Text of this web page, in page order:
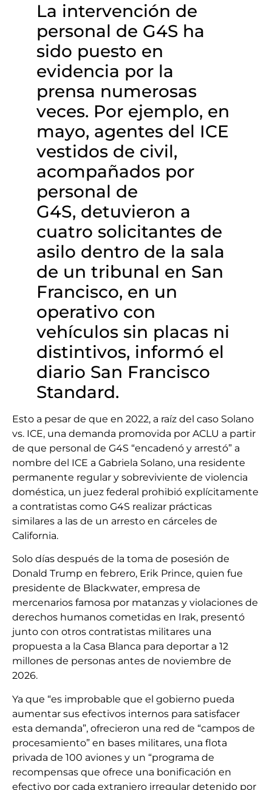
La intervención de
personal de G4S ha
sido puesto en
evidencia por la
prensa numerosas
veces. Por ejemplo, en
mayo, agentes del ICE
vestidos de civil,
acompañados por
personal de
G4S, detuvieron a
cuatro solicitantes de
asilo dentro de la sala
de un tribunal en San
Francisco, en un
operativo con
vehículos sin placas ni
distintivos, informó el
diario San Francisco
Standard.
Esto a pesar de que en 2022, a raíz del caso Solano
vs. ICE, una demanda promovida por ACLU a partir
de que personal de G4S “encadenó y arrestó” a
nombre del ICE a Gabriela Solano, una residente
permanente regular y sobreviviente de violencia
doméstica, un juez federal prohibió explícitamente
a contratistas como G4S realizar prácticas
similares a las de un arresto en cárceles de
California.
Solo días después de la toma de posesión de
Donald Trump en febrero, Erik Prince, quien fue
presidente de Blackwater, empresa de
mercenarios famosa por matanzas y violaciones de
derechos humanos cometidas en Irak, presentó
junto con otros contratistas militares una
propuesta a la Casa Blanca para deportar a 12
millones de personas antes de noviembre de
2026.
Ya que “es improbable que el gobierno pueda
aumentar sus efectivos internos para satisfacer
esta demanda”, ofrecieron una red de “campos de
procesamiento” en bases militares, una flota
privada de 100 aviones y un “programa de
recompensas que ofrece una bonificación en
efectivo por cada extranjero irregular detenido por